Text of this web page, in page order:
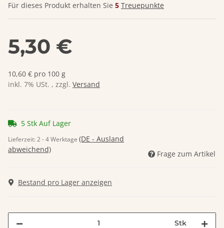
Für dieses Produkt erhalten Sie 5 Treuepunkte
5,30 €
10,60 € pro 100 g
inkl. 7% USt. , zzgl. Versand
5 Stk Auf Lager
Lieferzeit: 2 - 4 Werktage (DE - Ausland
abweichend)
Frage zum Artikel
Bestand pro Lager anzeigen
Stk